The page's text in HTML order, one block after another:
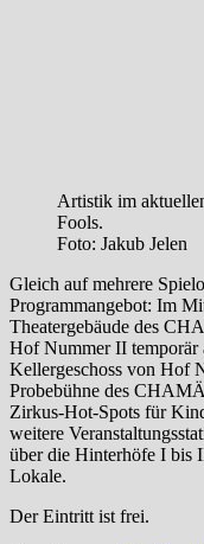
Artistik im
Fools.
Foto: Jakub Jelen
Gleich auf mehrere
Programmangebot: Im
Theatergebäude des
Hof Nummer II temporär
Kellergeschoss von Hof
Probebühne des
Zirkus-Hot-Spots für
weitere
über die Hinterhöfe I bis
Lokale.
Der Eintritt ist frei.